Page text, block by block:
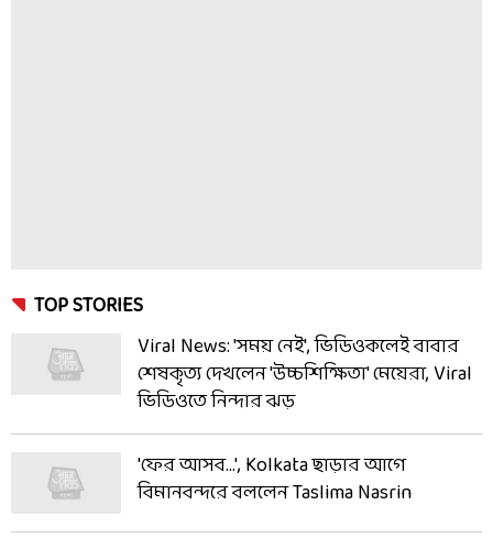
TOP STORIES
Viral News: 'সময় নেই', ভিডিওকলেই বাবার
শেষকৃত্য দেখলেন 'উচ্চশিক্ষিতা' মেয়েরা, Viral
ভিডিওতে নিন্দার ঝড়
'ফের আসব...', Kolkata ছাড়ার আগে
বিমানবন্দরে বললেন Taslima Nasrin